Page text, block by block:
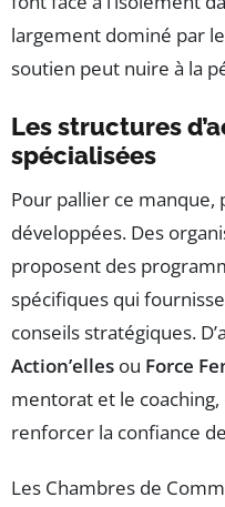
largement dominé par
soutien peut nuire à la
Les structures
spécialisées
Pour pallier ce manque,
développées. Des
proposent des
spécifiques qui
conseils stratégiques.
Action’elles ou Force
mentorat et le
renforcer la confiance
Les Chambres de